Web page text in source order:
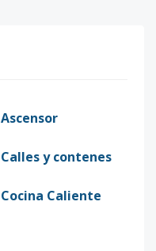
Ascensor
Calles y contenes
Cocina Caliente